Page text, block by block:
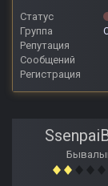
Статус
Группа
Репутация
Сообщений
Регистрация